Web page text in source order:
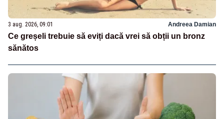
3 aug. 2026, 09:01 Andreea Damian
Ce greșeli trebuie să eviți dacă vrei să obții un bronz
sănătos